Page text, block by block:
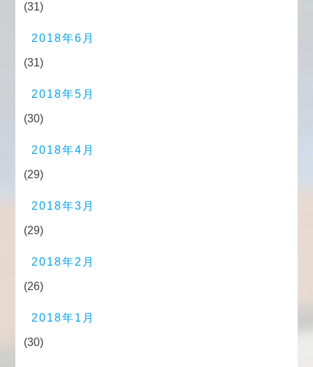
(31)
2018年6月
(31)
2018年5月
(30)
2018年4月
(29)
2018年3月
(29)
2018年2月
(26)
2018年1月
(30)